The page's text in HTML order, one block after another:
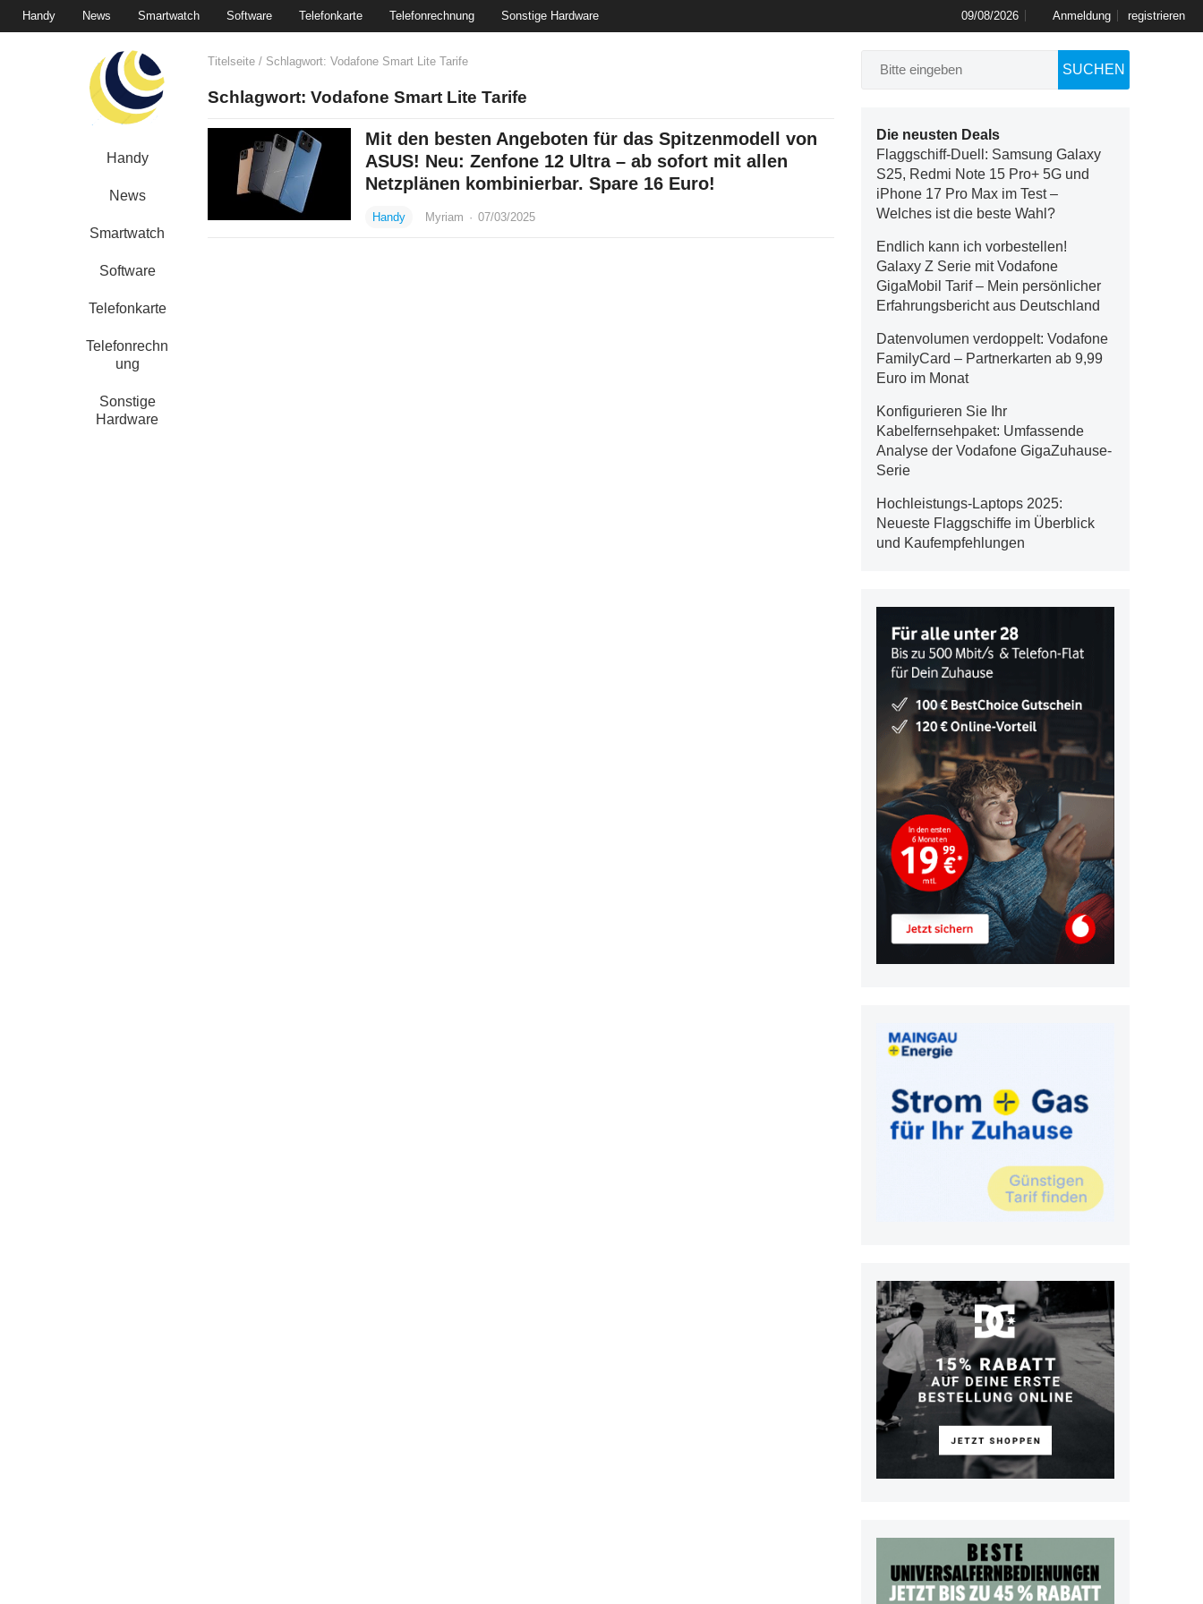
Handy News Smartwatch Software Telefonkarte Telefonrechnung Sonstige Hardware 09/08/2026 Anmeldung registrieren
Handy
News
Smartwatch
Software
Telefonkarte
Telefonrechn
ung
Sonstige
Hardware
Titelseite / Schlagwort: Vodafone Smart Lite Tarife
Schlagwort: Vodafone Smart Lite Tarife
Mit den besten Angeboten für das Spitzenmodell von
ASUS! Neu: Zenfone 12 Ultra – ab sofort mit allen
Netzplänen kombinierbar. Spare 16 Euro!
Handy Myriam · 07/03/2025
SUCHEN
Die neusten Deals
Flaggschiff-Duell: Samsung Galaxy
S25, Redmi Note 15 Pro+ 5G und
iPhone 17 Pro Max im Test –
Welches ist die beste Wahl?
Endlich kann ich vorbestellen!
Galaxy Z Serie mit Vodafone
GigaMobil Tarif – Mein persönlicher
Erfahrungsbericht aus Deutschland
Datenvolumen verdoppelt: Vodafone
FamilyCard – Partnerkarten ab 9,99
Euro im Monat
Konfigurieren Sie Ihr
Kabelfernsehpaket: Umfassende
Analyse der Vodafone GigaZuhause-
Serie
Hochleistungs-Laptops 2025:
Neueste Flaggschiffe im Überblick
und Kaufempfehlungen